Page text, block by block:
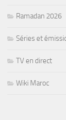
Ramadan 2026
Séries et
TV en direct
Wiki Maroc